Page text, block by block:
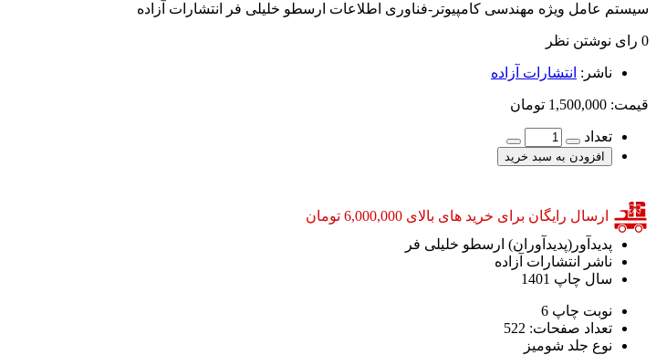
سیستم عامل ویژه مهندسی کامپیوتر-فناوری اطلاعات ارسطو خلیلی فر انتشارات آزاده
0 رای نوشتن نظر
ناشر: انتشارات آزاده
قیمت: 1,500,000 تومان
تعداد
افزودن به سبد خرید
ارسال رایگان برای خرید های بالای 6,000,000 تومان
پدیدآور(پدیدآوران) ارسطو خلیلی فر
ناشر
انتشارات آزاده
سال چاپ 1401
نوبت چاپ 6
تعداد صفحات: 522
نوع جلد شومیز